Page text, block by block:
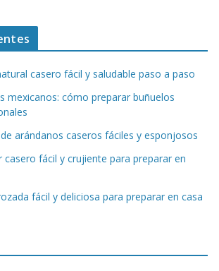
casero fácil y saludable paso a paso
mexicanos: cómo preparar buñuelos
arándanos caseros fáciles y esponjosos
casero fácil y crujiente para preparar en
fácil y deliciosa para preparar en casa